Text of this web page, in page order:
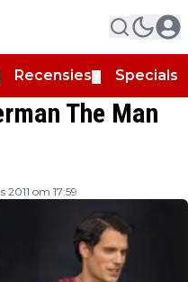
Recensies Specials
The Man
om 17:59